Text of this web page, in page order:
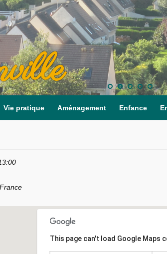
Vie pratique Aménagement Enfance
This page can't load Google Maps